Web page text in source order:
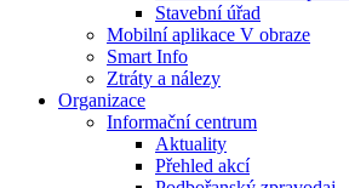
Stavební úřad
Mobilní aplikace V obraze
Smart Info
Ztráty a nálezy
Organizace
Informační centrum
Aktuality
Přehled akcí